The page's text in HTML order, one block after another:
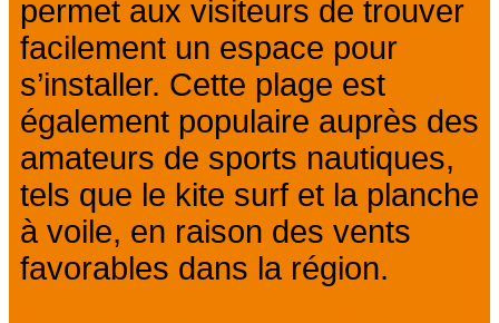
permet aux visiteurs de trouver
facilement un espace pour
s’installer. Cette plage est
également populaire auprès des
amateurs de sports nautiques,
tels que le kite surf et la planche
à voile, en raison des vents
favorables dans la région.